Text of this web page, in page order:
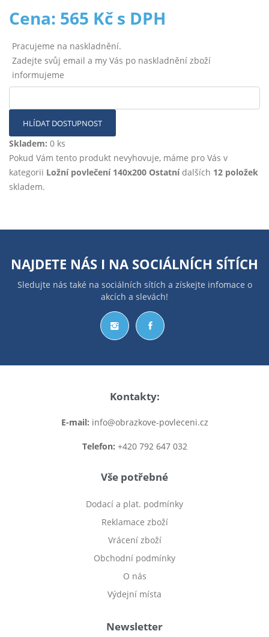
Cena: 565 Kč s DPH
Pracujeme na naskladnění.
Zadejte svůj email a my Vás po naskladnění zboží
informujeme
HLÍDAT DOSTUPNOST
Skladem: 0 ks
Pokud Vám tento produkt nevyhovuje, máme pro Vás v
kategorii Ložní povlečení 140x200 Ostatnídalších 12 položek
skladem.
NAJDETE NÁS I NA SOCIÁLNÍCH SÍTÍCH
Sledujte nás také na sociálních sítích a získejte infomace o
akcích a slevách!
Kontakty:
E-mail: info@obrazkove-povleceni.cz
Telefon: +420 792 647 032
Vše potřebné
Dodací a plat. podmínky
Reklamace zboží
Vrácení zboží
Obchodní podmínky
O nás
Výdejní místa
Newsletter